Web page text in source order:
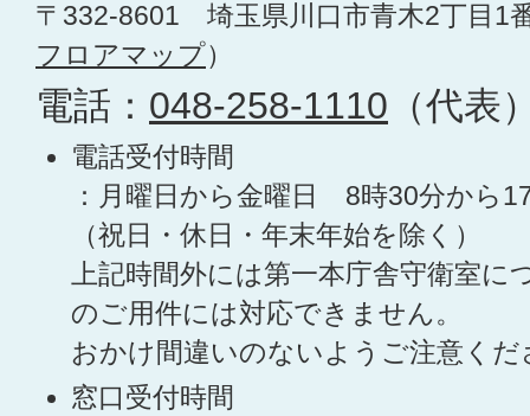
〒332-8601 埼玉県川口市青木2丁目1
フロアマップ）
電話： 048-258-1110 （代表
電話受付時間
：月曜日から金曜日 8時30分から
（祝日・休日・年末年始を除く）
上記時間外には第一本庁舎守衛室に
のご用件には対応できません。
おかけ間違いのないようご注意くだ
窓口受付時間